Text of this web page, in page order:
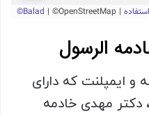
و ایمپلنت که دارای
مهدی خادمه